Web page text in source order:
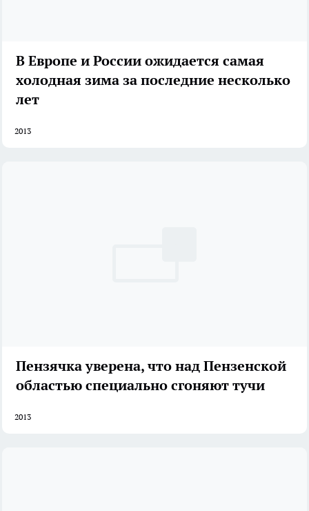
В Европе и России ожидается самая
холодная зима за последние несколько
лет
2013
Пензячка уверена, что над Пензенской
областью специально сгоняют тучи
2013